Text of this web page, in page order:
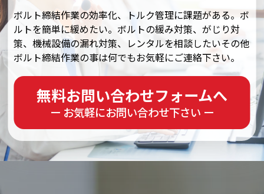
ボルト締結作業の効率化、トルク管理に課題がある。ボ
ルトを簡単に緩めたい。ボルトの緩み対策、がじり対
策、機械設備の漏れ対策、レンタルを相談したいその他
ボルト締結作業の事は何でもお気軽にご連絡下さい。
無料お問い合わせフォームへ
ー お気軽にお問い合わせ下さい ー